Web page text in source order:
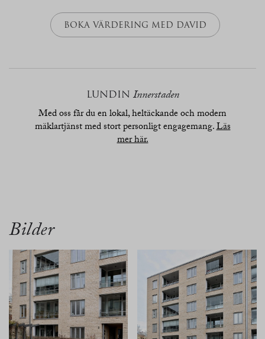
BOKA VÄRDERING MED DAVID
LUNDIN Innerstaden
Med oss får du en lokal, heltäckande och modern
mäklartjänst med stort personligt engagemang.Läs
mer här.
Bilder